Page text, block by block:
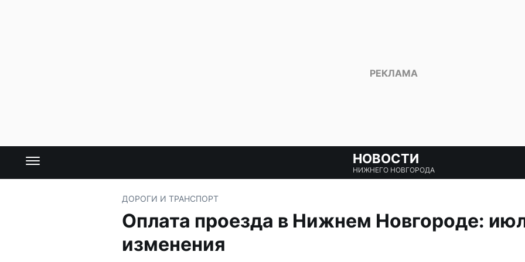
НОВОСТИ
НИЖНЕГО НОВГОРОДА
ДОРОГИ И ТРАНСПОРТ
Оплата проезда в Нижнем Новгороде:
изменения